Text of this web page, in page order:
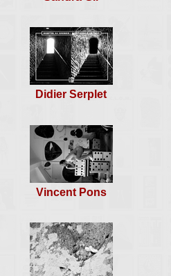
Didier Serplet
Vincent Pons